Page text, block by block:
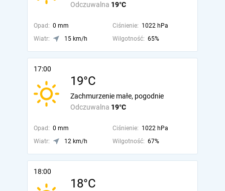
Odczuwalna 19°C
Opad: 0 mm Ciśnienie: 1022 hPa
Wiatr:
15 km/h Wilgotność: 65%
17:00
19°C
Odczuwalna 19°C
Zachmurzenie małe, pogodnie
Opad: 0 mm Ciśnienie: 1022 hPa
Wiatr:
12 km/h Wilgotność: 67%
18:00
18°C